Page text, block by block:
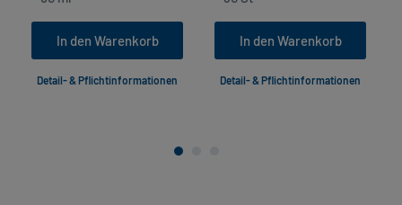
In den Warenkorb
Detail- & Pflichtinformationen
In den Warenkorb
Detail- & Pflichtinformationen